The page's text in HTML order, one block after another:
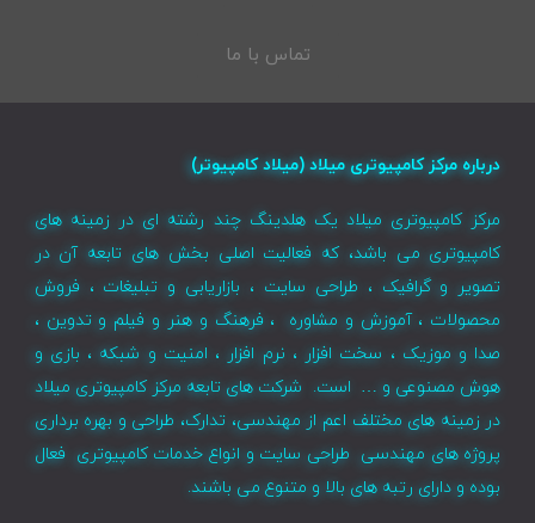
تماس با ما
درباره مرکز کامپیوتری میلاد (میلاد کامپیوتر)
مرکز کامپیوتری میلاد یک هلدینگ چند رشته ای در زمینه های
کامپیوتری می باشد، که فعالیت اصلی بخش های تابعه آن در
تصویر و گرافیک ، طراحی سایت ، بازاریابی و تبلیغات ، فروش
محصولات ، آموزش و مشاوره ، فرهنگ و هنر و فیلم و تدوین ،
صدا و موزیک ، سخت افزار ، نرم افزار ، امنیت و شبکه ، بازی و
هوش مصنوعی و … است. شرکت های تابعه مرکز کامپیوتری میلاد
در زمینه های مختلف اعم از مهندسی، تدارک، طراحی و بهره برداری
پروژه های مهندسی طراحی سایت و انواع خدمات کامپیوتری فعال
بوده و دارای رتبه های بالا و متنوع می باشند.